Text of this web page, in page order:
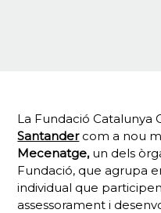
La Fundació Catalunya
Santandercom a nou
Mecenatge, un dels
Fundació, que agrupa
individual que
assessorament i